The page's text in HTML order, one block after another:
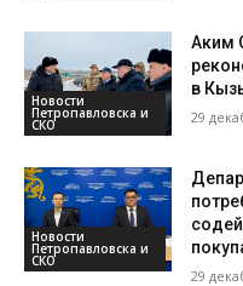
Новости
Петропавловска и
СКО
Аким
в
29
Новости
Петропавловска и
СКО
29